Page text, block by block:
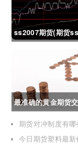
ss2007期货(期货
最准确的黄金期货
(最准确的黄金期货
是谁)
期货对冲制度有
今日期货塑料最